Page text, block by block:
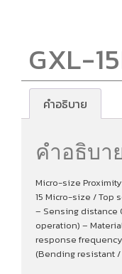
GXL-
คำอธิบาย
คำอธิบา
Micro-size
15 Micro-size / Top
– Sensing distance
operation) –
response
(Bending resistant